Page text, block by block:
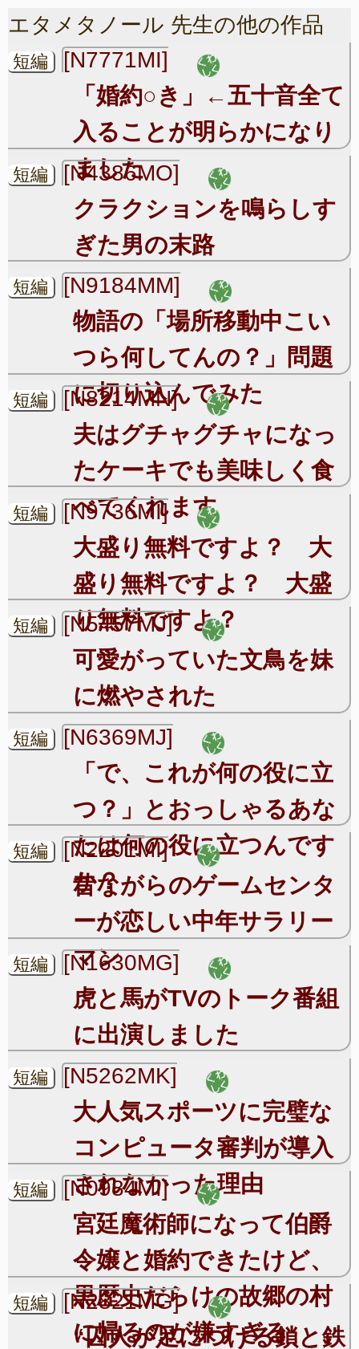
エタメタノール 先生の他の作品
短編 [N7771MI]
「婚約○き」←五十音全て
入ることが明らかになり
ました
短編 [N4386MO]
クラクションを鳴らしす
ぎた男の末路
短編 [N9184MM]
物語の「場所移動中こい
つら何してんの？」問題
に切り込んでみた
短編 [N8214MN]
夫はグチャグチャになっ
たケーキでも美味しく食
べてくれます
短編 [N9736MI]
大盛り無料ですよ？ 大
盛り無料ですよ？ 大盛
り無料ですよ？
短編 [N5457MJ]
可愛がっていた文鳥を妹
に燃やされた
短編 [N6369MJ]
「で、これが何の役に立
つ？」とおっしゃるあな
たは何の役に立つんです
か？
短編 [N2201MI]
昔ながらのゲームセンタ
ーが恋しい中年サラリー
マン
短編 [N1630MG]
虎と馬がTVのトーク番組
に出演しました
短編 [N5262MK]
大人気スポーツに完璧な
コンピュータ審判が導入
されなかった理由
短編 [N0984MI]
宮廷魔術師になって伯爵
令嬢と婚約できたけど、
黒歴史だらけの故郷の村
に帰るのが嫌すぎる
短編 [N2821MG]
“囚人が足につける鎖と鉄